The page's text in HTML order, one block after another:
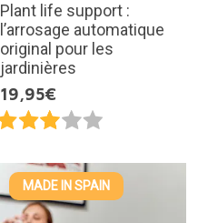
Plant life support :
l’arrosage automatique
original pour les
jardinières
19,95€
MADE IN SPAIN